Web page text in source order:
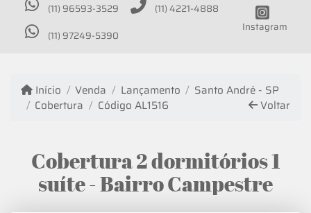
(11) 96593-3529
(11) 4221-4888
(11) 97249-5390
Instagram
Início Venda Lançamento
Santo André - SP
Cobertura
Código AL1516 Voltar
Cobertura 2 dormitórios 1
suíte - Bairro Campestre